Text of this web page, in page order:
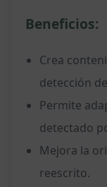
Beneficios:
Crea
detección
Permite
detectado
Mejora la
reescrito.